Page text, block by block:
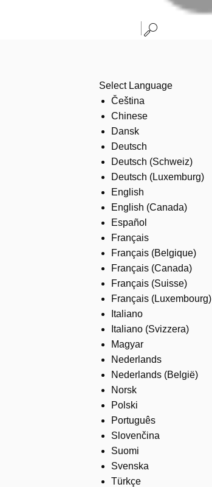
Select Language
Čeština
Chinese
Dansk
Deutsch
Deutsch (Schweiz)
Deutsch (Luxemburg)
English
English (Canada)
Español
Français
Français (Belgique)
Français (Canada)
Français (Suisse)
Français (Luxembourg)
Italiano
Italiano (Svizzera)
Magyar
Nederlands
Nederlands (België)
Norsk
Polski
Português
Slovenčina
Suomi
Svenska
Türkçe